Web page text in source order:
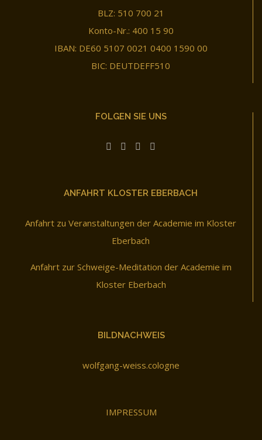
BLZ: 510 700 21
Konto-Nr.: 400 15 90
IBAN: DE60 5107 0021 0400 1590 00
BIC: DEUTDEFF510
FOLGEN SIE UNS
ANFAHRT KLOSTER EBERBACH
Anfahrt zu Veranstaltungen der Academie im Kloster
Eberbach
Anfahrt zur Schweige-Meditation der Academie im
Kloster Eberbach
BILDNACHWEIS
wolfgang-weiss.cologne
IMPRESSUM